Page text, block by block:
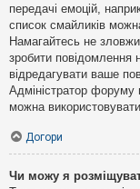
передачі емоцій,
список смайликів
Намагайтесь не
зробити повідомлення
відредагувати ваше
Адміністратор форуму
можна
Догори
Чи можу я